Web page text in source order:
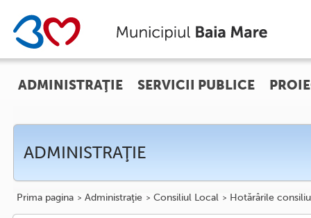
ADMINISTRAŢIE
Prima pagina Administraţie Consiliul Local Hotărârile
ADMINISTRAŢIE SERVICII PUBLICE